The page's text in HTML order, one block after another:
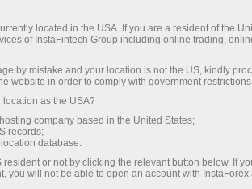
الجغرافيا مع
إنستافوركس
شركة إنستافوركس لديها شبكة واسعة
الفرعية كما أنها تشارك فى المعارض
مختلف أنحاء العالم. فى هذا القسم
قصيرة بعدسة فريق إنستافوركس تى
المدن حول العالم. من خلال هذه
located in the USA. If you are a resident of the
of InstaFintech Group including online trading,
by mistake and your location is not the US, kindly
website in order to comply with government
as the USA?
company based in the United States;
records;
database.
or not by clicking the relevant button below. If
you will not be able to open an account with InstaForex